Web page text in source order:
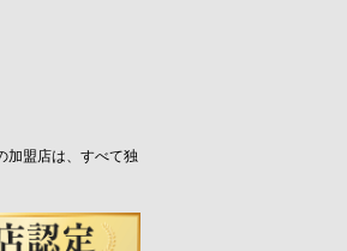
盟店は、すべて独